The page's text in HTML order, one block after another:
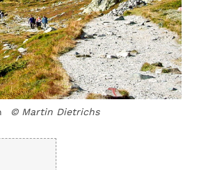
© Martin Dietrichs